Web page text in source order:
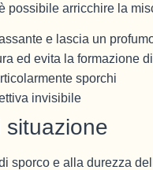
possibile arricchire la
e lascia un
ed evita la formazione
sporchi
invisibile
situazione
sporco e alla durezza